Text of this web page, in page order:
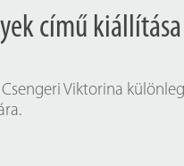
című kiállítása
Viktorina